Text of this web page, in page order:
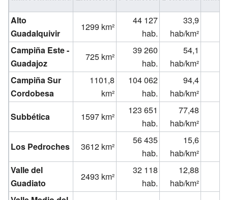
Alto
Guadalquivir
1299 km²
44 127
hab.
33,9
hab/km²
Campiña Este -
Guadajoz
725 km²
39 260
hab.
54,1
hab/km²
Campiña Sur
Cordobesa
1101,8
km²
104 062
hab.
94,4
hab/km²
Subbética
1597 km²
123 651
hab.
77,48
hab/km²
Los Pedroches
3612 km²
56 435
hab.
15,6
hab/km²
Valle del
Guadiato
2493 km²
32 118
hab.
12,88
hab/km²